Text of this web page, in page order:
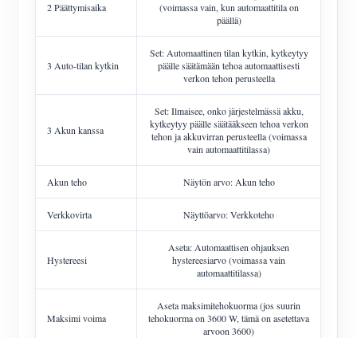
2 Päättymisaika
(voimassa vain, kun automaattitila on
päällä)
3 Auto-tilan kytkin
Set: Automaattinen tilan kytkin, kytkeytyy
päälle säätämään tehoa automaattisesti
verkon tehon perusteella
3 Akun kanssa
Set: Ilmaisee, onko järjestelmässä akku,
kytkeytyy päälle säätääkseen tehoa verkon
tehon ja akkuvirran perusteella (voimassa
vain automaattitilassa)
Akun teho Näytön arvo: Akun teho
Verkkovirta Näyttöarvo: Verkkoteho
Hystereesi
Aseta: Automaattisen ohjauksen
hystereesiarvo (voimassa vain
automaattitilassa)
Maksimi voima
Aseta maksimitehokuorma (jos suurin
tehokuorma on 3600 W, tämä on asetettava
arvoon 3600)